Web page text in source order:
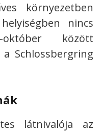
környezetben
nincs
között
Schlossbergring
látnivalója az